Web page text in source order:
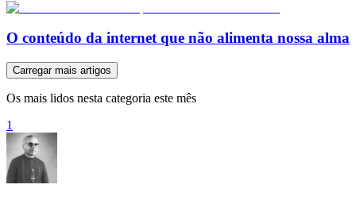
O conteúdo da internet que não alimenta nossa alma
Carregar mais artigos
Os mais lidos nesta categoria este mês
1